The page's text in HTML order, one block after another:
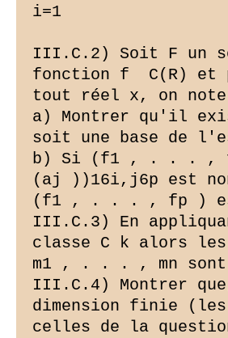
i=1
III.C.2) Soit F un
fonction f  C(R) et
tout réel x, on
a) Montrer qu'il
soit une base de
b) Si (f1 , . . . , fp
(aj ))16i,j6p est
(f1 , . . . , fp ) est
III.C.3) En
classe C k alors
m1 , . . . , mn
III.C.4) Montrer
dimension finie
celles de la